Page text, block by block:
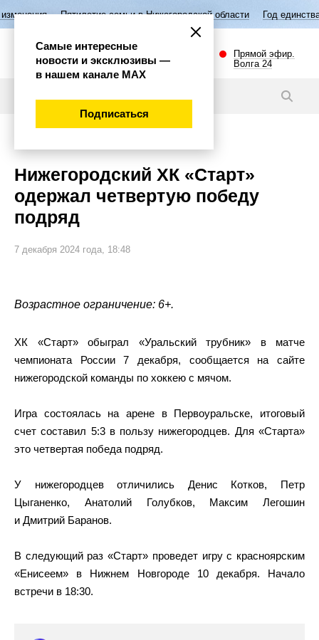
семьи в Нижегородской области Год единства народов России
Прямой эфир.
Волга 24
Нижегородский ХК «Старт»
одержал четвертую победу
подряд
7 декабря 2024 года, 18:48
Возрастное ограничение: 6+.
ХК «Старт» обыграл «Уральский трубник» в матче
чемпионата России 7 декабря, сообщается на сайте
нижегородской команды по хоккею с мячом.
Игра состоялась на арене в Первоуральске, итоговый
счет составил 5:3 в пользу нижегородцев. Для «Старта»
это четвертая победа подряд.
У нижегородцев отличились Денис Котков, Петр
Цыганенко, Анатолий Голубков, Максим Легошин
и Дмитрий Баранов.
В следующий раз «Старт» проведет игру с красноярским
«Енисеем» в Нижнем Новгороде 10 декабря. Начало
встречи в 18:30.
Самые интересные
новости и эксклюзивы —
в нашем канале МАХ
Подписаться